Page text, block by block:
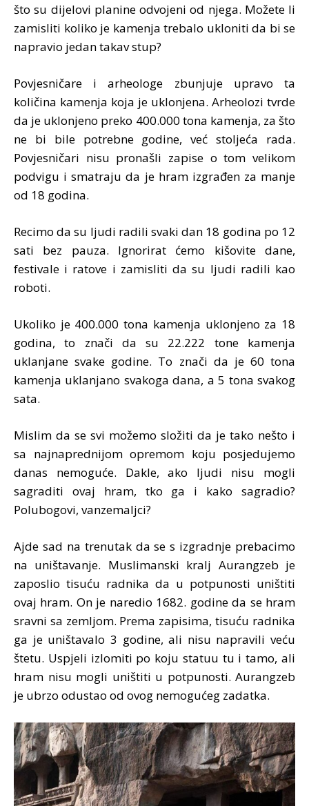
što su dijelovi planine odvojeni od njega. Možete li
zamisliti koliko je kamenja trebalo ukloniti da bi se
napravio jedan takav stup?
Povjesničare i arheologe zbunjuje upravo ta
količina kamenja koja je uklonjena. Arheolozi tvrde
da je uklonjeno preko 400.000 tona kamenja, za što
ne bi bile potrebne godine, već stoljeća rada.
Povjesničari nisu pronašli zapise o tom velikom
podvigu i smatraju da je hram izgrađen za manje
od 18 godina.
Recimo da su ljudi radili svaki dan 18 godina po 12
sati bez pauza. Ignorirat ćemo kišovite dane,
festivale i ratove i zamisliti da su ljudi radili kao
roboti.
Ukoliko je 400.000 tona kamenja uklonjeno za 18
godina, to znači da su 22.222 tone kamenja
uklanjane svake godine. To znači da je 60 tona
kamenja uklanjano svakoga dana, a 5 tona svakog
sata.
Mislim da se svi možemo složiti da je tako nešto i
sa najnaprednijom opremom koju posjedujemo
danas nemoguće. Dakle, ako ljudi nisu mogli
sagraditi ovaj hram, tko ga i kako sagradio?
Polubogovi, vanzemaljci?
Ajde sad na trenutak da se s izgradnje prebacimo
na uništavanje. Muslimanski kralj Aurangzeb je
zaposlio tisuću radnika da u potpunosti uništiti
ovaj hram. On je naredio 1682. godine da se hram
sravni sa zemljom. Prema zapisima, tisuću radnika
ga je uništavalo 3 godine, ali nisu napravili veću
štetu. Uspjeli izlomiti po koju statuu tu i tamo, ali
hram nisu mogli uništiti u potpunosti. Aurangzeb
je ubrzo odustao od ovog nemogućeg zadatka.